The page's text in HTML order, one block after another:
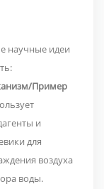
научные идеи
Пример
и
для
воздуха
воды.